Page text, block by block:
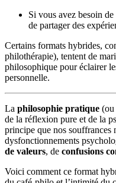
Si vous avez besoin de
de partager des
Certains formats hybrides,
philothérapie), tentent de
philosophique pour éclairer
personnelle.
La philosophie pratique (ou
de la réflexion pure et de la
principe que nos souffrances
dysfonctionnements
de valeurs, de confusions
Voici comment ce format